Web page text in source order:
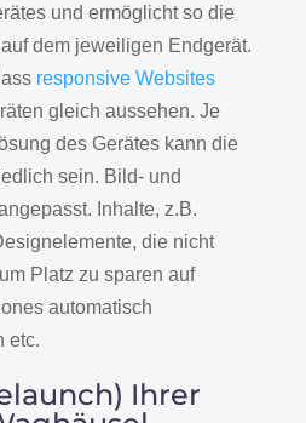
und ermöglicht so die
dem jeweiligen Endgerät.
responsive Websites
gleich aussehen. Je
des Gerätes kann die
sein. Bild- und
Inhalte, z.B.
die nicht
Platz zu sparen auf
automatisch
etc.
Ihrer